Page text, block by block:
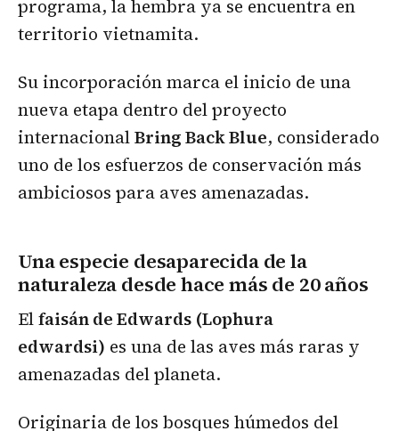
programa, la hembra ya se encuentra en
territorio vietnamita.
Su incorporación marca el inicio de una
nueva etapa dentro del proyecto
internacionalBring Back Blue, considerado
uno de los esfuerzos de conservación más
ambiciosos para aves amenazadas.
Una especie desaparecida de la
naturaleza desde hace más de 20 años
Elfaisán de Edwards (Lophura
edwardsi) es una de las aves más raras y
amenazadas del planeta.
Originaria de los bosques húmedos del